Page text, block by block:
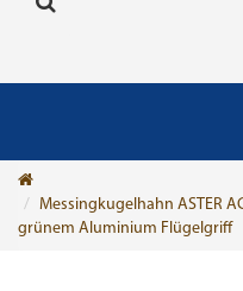
Messingkugelhahn ASTER
grünem Aluminium Flügelgriff